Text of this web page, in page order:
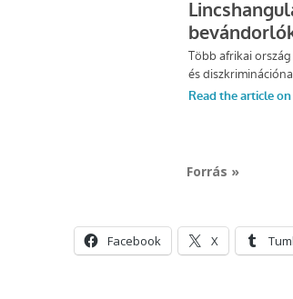
Forrás »
Facebook X